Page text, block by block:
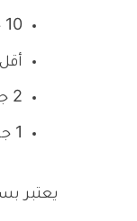
10 جرام من الكربوهيدرات.
2 جرام من السكر تقريبًا.
1 جرام من البروتين.
يعتبر